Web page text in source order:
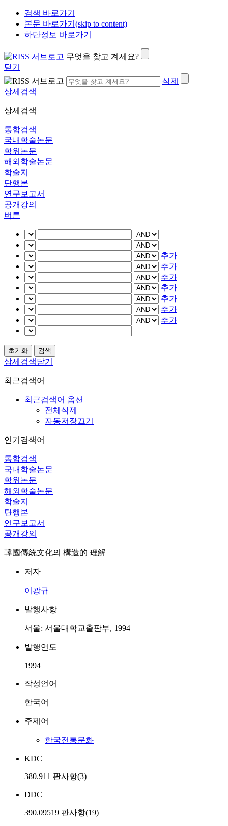
검색 바로가기
본문 바로가기(skip to content)
하단정보 바로가기
무엇을 찾고 계세요?
닫기
삭제
상세검색
상세검색
통합검색
국내학술논문
학위논문
해외학술논문
학술지
단행본
연구보고서
공개강의
버튼
추가
추가
추가
추가
추가
추가
추가
상세검색닫기
최근검색어
최근검색어 옵션
전체삭제
자동저장끄기
인기검색어
통합검색
국내학술논문
학위논문
해외학술논문
학술지
단행본
연구보고서
공개강의
韓國傳統文化의 構造的 理解
저자
이광규
발행사항
서울: 서울대학교출판부, 1994
발행연도
1994
작성언어
한국어
주제어
한국전통문화
KDC
380.911 판사항(3)
DDC
390.09519 판사항(19)